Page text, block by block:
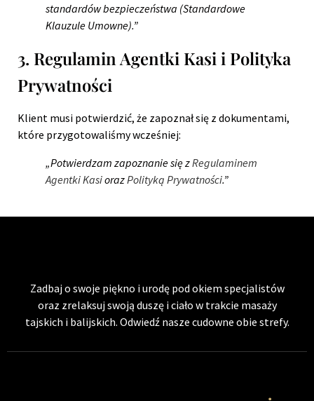
standardów bezpieczeństwa (Standardowe
Klauzule Umowne).”
3. Regulamin Agentki Kasi i Polityka
Prywatności
Klient musi potwierdzić, że zapoznał się z dokumentami,
które przygotowaliśmy wcześniej:
„Potwierdzam zapoznanie się zRegulaminem
Agentki KasiorazPolityką Prywatności.”
Zadbaj o swoje piękno i urodę pod okiem specjalistów
oraz zrelaksuj swoją duszę i ciało w trakcie masaży
tajskich i balijskich. Odwiedź nasze cudowne obie strefy.